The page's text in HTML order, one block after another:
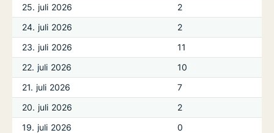
25. juli 2026
2
24. juli 2026
2
23. juli 2026
11
22. juli 2026
10
21. juli 2026
7
20. juli 2026
2
19. juli 2026
0